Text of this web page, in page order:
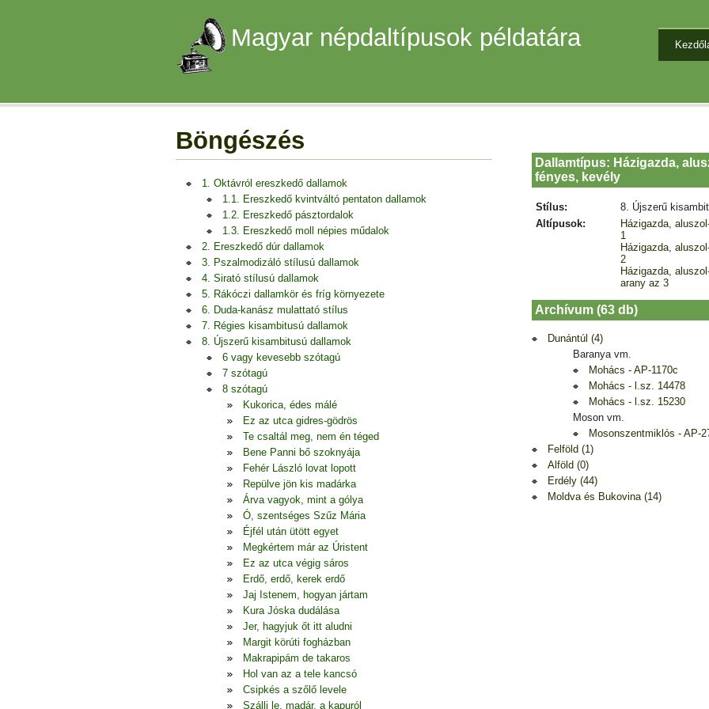
Magyar népdaltípusok példatára
Böngészés
1. Oktávról ereszkedő dallamok
1.1. Ereszkedő kvintváltó pentaton dallamok
1.2. Ereszkedő pásztordalok
1.3. Ereszkedő moll népies műdalok
2. Ereszkedő dúr dallamok
3. Pszalmodizáló stílusú dallamok
4. Sirató stílusú dallamok
5. Rákóczi dallamkör és fríg környezete
6. Duda-kanász mulattató stílus
7. Régies kisambitusú dallamok
8. Újszerű kisambitusú dallamok
6 vagy kevesebb szótagú
7 szótagú
8 szótagú
Kukorica, édes málé
Ez az utca gidres-gödrös
Te csaltál meg, nem én téged
Bene Panni bő szoknyája
Fehér László lovat lopott
Repülve jön kis madárka
Árva vagyok, mint a gólya
Ó, szentséges Szűz Mária
Éjfél után ütött egyet
Megkértem már az Úristent
Ez az utca végig sáros
Erdő, erdő, kerek erdő
Jaj Istenem, hogyan jártam
Kura Jóska dudálása
Jer, hagyjuk őt itt aludni
Margit körúti fogházban
Makrapipám de takaros
Hol van az a tele kancsó
Csipkés a szőlő levele
Szállj le, madár, a kapuról
Dallamtípus: Házigazda,
fényes, kevély
Stílus:
8. Újszerű
Altípusok:
Házigazda,
1
Házigazda,
2
Házigazda,
arany az 3
Archívum (63 db)
Dunántúl (4)
Baranya vm.
Mohács - AP-1170c
Mohács - l.sz. 14478
Mohács - l.sz. 15230
Moson vm.
Mosonszentmiklós - AP-
Felföld (1)
Alföld (0)
Erdély (44)
Moldva és Bukovina (14)